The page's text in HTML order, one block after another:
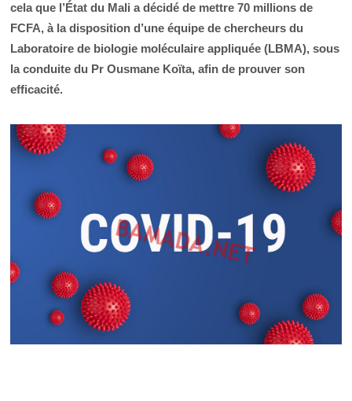
cela que l’État du Mali a décidé de mettre 70 millions de
FCFA, à la disposition d’une équipe de chercheurs du
Laboratoire de biologie moléculaire appliquée (LBMA), sous
la conduite du Pr Ousmane Koïta, afin de prouver son
efficacité.